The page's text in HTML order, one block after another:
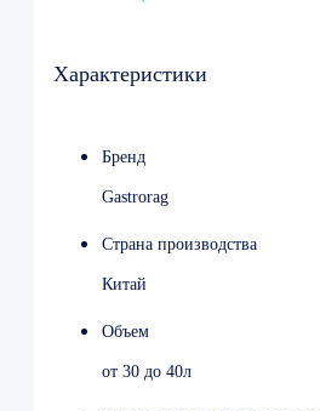
Ширина 460 мм
Вес (без упаковки) 4.17 кг
Характеристики
Бренд
Gastrorag
Страна производства
Китай
Объем
от 30 до 40л